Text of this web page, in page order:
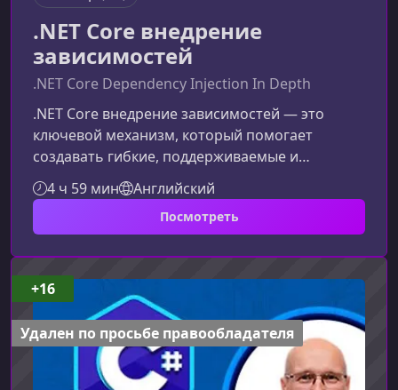
.NET Core внедрение
зависимостей
.NET Core Dependency Injection In Depth
.NET Core внедрение зависимостей — это
ключевой механизм, который помогает
создавать гибкие, поддерживаемые и
масштабируемые приложения. В этом
материале вы узнаете, как правильно
использовать внедрение зависимостей (DI),
применять лучшие практики при работе с DI-
контейнером в .NET Core.Что такое внедрение
зависимостей в .NET CoreВнедрение
зависимостей — это паттерн проектирования,
позволяющий отделить с
4 ч 59 мин Английский
Посмотреть
+16
Удален по просьбе правообладателя